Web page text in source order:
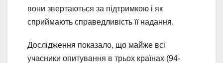
вони звертаються за підтримкою і як
сприймають справедливість її надання.
Дослідження показало, що майже всі
учасники опитування в трьох країнах (94-